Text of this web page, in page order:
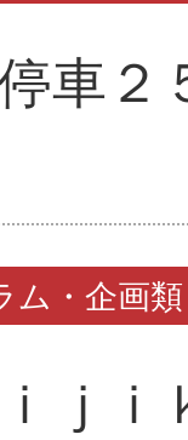
車２
ム・企画類
ｊ